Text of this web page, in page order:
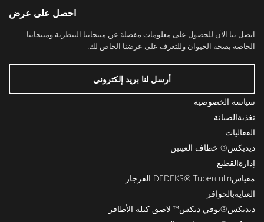
احصل على عرض
اتصل بنا الآن للحصول على معلومات مفصلة عن منتجاتنا البيطرية ومنتجاتنا
الخاصة بصحة الحيوان وللتعرف على عرضنا الخاص لك.
أرسل لنا بريد إلكتروني
سياسة الخصوصية
تغذيةالصيانة
الفعاليات
ديديكس® خطاف العينين
إدارةالقطيع
مقياسDEDEKS® Tuberculin الفرجار
العنايةبالحوافر
ديديكس®بوفي ديكس™ لاصق كتلة الأظافر